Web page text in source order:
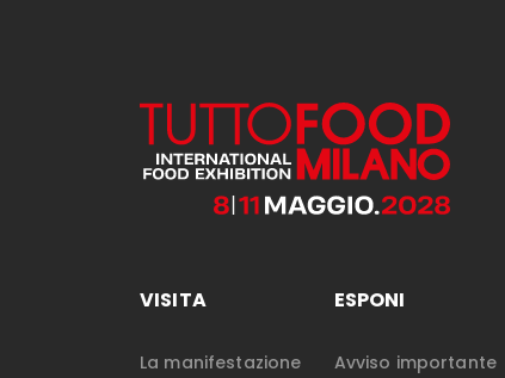
VISITA
La manifestazione
ESPONI
Avviso importante